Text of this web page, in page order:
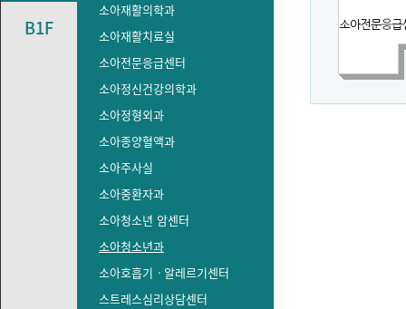
B1F
소아재활의학과
소아재활치료실
소아전문응급센터
소아정신건강의학과
소아정형외과
소아종양혈액과
소아주사실
소아중환자과
소아청소년 암센터
소아청소년과
소아호흡기ㆍ알레르기센터
스트레스심리상담센터